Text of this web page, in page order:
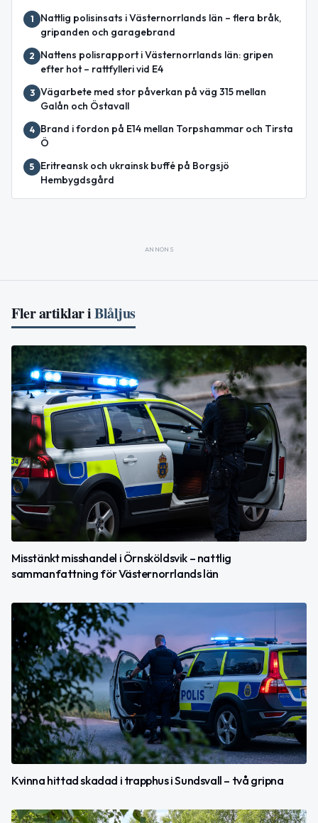
1
Nattlig polisinsats i Västernorrlands län – flera bråk,
gripanden och garagebrand
2
Nattens polisrapport i Västernorrlands län: gripen
efter hot – rattfylleri vid E4
3 Vägarbete med stor påverkan på väg 315 mellan
Galån och Östavall
4
Brand i fordon på E14 mellan Torpshammar och Tirsta
Ö
5
Eritreansk och ukrainsk buffé på Borgsjö
Hembygdsgård
ANNONS
Fler artiklar iBlåljus
Misstänkt misshandel i Örnsköldsvik – nattlig
sammanfattning för Västernorrlands län
Kvinna hittad skadad i trapphus i Sundsvall – två gripna